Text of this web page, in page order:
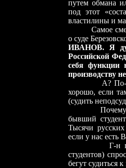
путем обмана
под этот
властилины и
Самое
о суде
ИВАНОВ. Я
Российской
себя функции
производству
А? По-моему,
хорошо, если
(судить
Почему
бывший
Тысячи
если у нас есть
Г-н
студентов)
бегут судиться